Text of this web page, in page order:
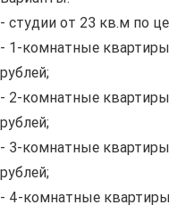
- студии от 23 кв.м по
- 1-комнатные
рублей;
- 2-комнатные
рублей;
- 3-комнатные
рублей;
- 4-комнатные